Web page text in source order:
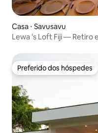
Casa ⋅ Savusavu
Lewa 's Loft Fiji — Retiro
Preferido dos hóspedes
Preferido dos hóspedes